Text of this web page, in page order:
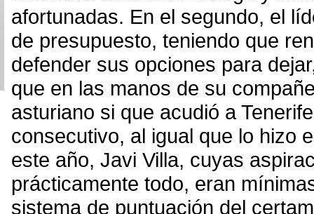
afortunadas. En el segundo, el
de presupuesto, teniendo que
defender sus opciones para
que en las manos de su
asturiano si que acudió a
consecutivo, al igual que lo hizo
este año, Javi Villa, cuyas
prácticamente todo, eran
sistema de puntuación del